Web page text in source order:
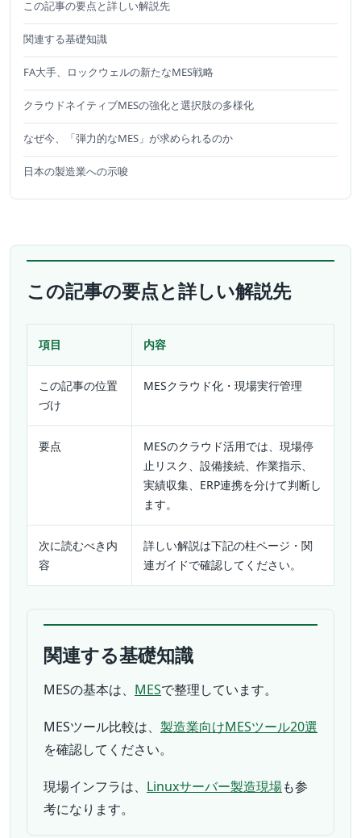
この記事の要点と詳しい解説先
関連する基礎知識
FA大手、ロックウェルの新たなMES戦略
クラウドネイティブMESの強化と選択肢の多様化
なぜ今、「弾力的なMES」が求められるのか
日本の製造業への示唆
この記事の要点と詳しい解説先
項目 内容
この記事の位置
づけ
MESクラウド化・現場実行管理
要点
MESのクラウド活用では、現場停
止リスク、設備接続、作業指示、
実績収集、ERP連携を分けて判断し
ます。
次に読むべき内
容
詳しい解説は下記の柱ページ・関
連ガイドで確認してください。
関連する基礎知識
MESの基本は、 MESで整理しています。
MESツール比較は、 製造業向けMESツール20選
を確認してください。
現場インフラは、 Linuxサーバー製造現場も参
考になります。